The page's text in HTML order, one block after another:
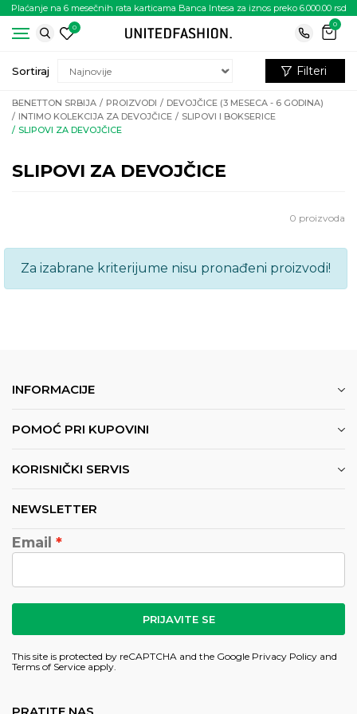
Plaćanje na 6 mesečnih rata karticama Banca Intesa za iznos preko 6.000.00 rsd
0
0
BENETTON SRBIJA PROIZVODI
DEVOJČICE (3 MESECA - 6 GODINA)
INTIMO KOLEKCIJA ZA DEVOJČICE
SLIPOVI I BOKSERICE
SLIPOVI ZA DEVOJČICE
SLIPOVI ZA DEVOJČICE
Sortiraj Filteri
0 proizvoda
Za izabrane kriterijume nisu pronađeni proizvodi!
INFORMACIJE
POMOĆ PRI KUPOVINI
KORISNIČKI SERVIS
NEWSLETTER
Email
PRIJAVITE SE
This site is protected by reCAPTCHA and the Google Privacy Policy and
Terms of Service apply.